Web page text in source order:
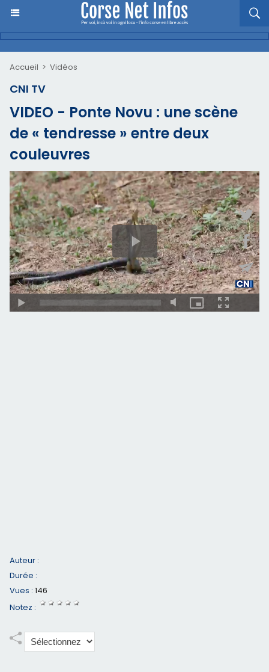
Accueil > Vidéos
CNI TV
VIDEO - Ponte Novu : une scène
de « tendresse » entre deux
couleuvres
Auteur :
Durée :
Vues : 146
Notez :